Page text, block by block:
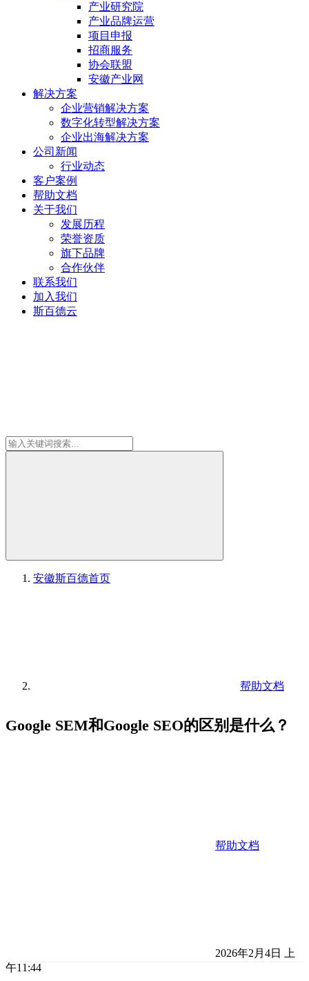
产业研究院
产业品牌运营
项目申报
招商服务
协会联盟
安徽产业网
解决方案
企业营销解决方案
数字化转型解决方案
企业出海解决方案
公司新闻
行业动态
客户案例
帮助文档
关于我们
发展历程
荣誉资质
旗下品牌
合作伙伴
联系我们
加入我们
斯百德云
安徽斯百德首页
帮助文档
Google SEM和Google SEO的区别是什么？
帮助文档
2026年2月4日 上
午11:44